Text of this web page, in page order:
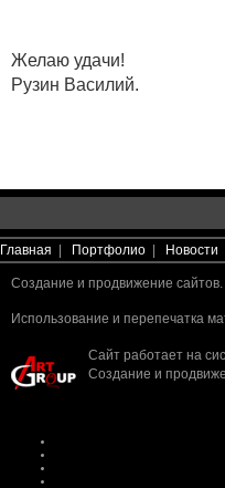
Желаю удачи!
Рузин Василий.
Главная Портфолио Новости
Создание и продвижение
Использование и перепечатка
Сайт работает на
Создание и